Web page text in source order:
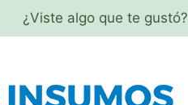
¿Viste algo que te gustó?